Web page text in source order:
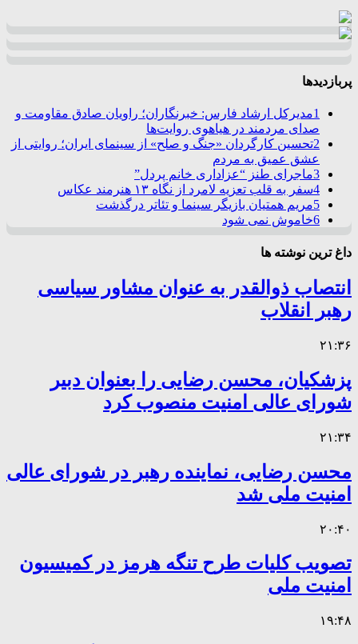
پربازدیدها
1مدیرکل ارشاد فارس: خبرنگاران؛ راویان صادق مقاومت و
صدای مردمند در هیاهوی روایت‌ها
2تحسین کارگردان «جنگ و صلح» از سینمای ایران؛ روایتی از
عشق عمیق به مردم
3ماجرای طنز “عزاداری خانم پردل”
4سفر به قلب تعزیه لامرد از نگاه ۱۳ هنرمند عکاس
5مریم همتیان بازیگر سینما و تئاتر درگذشت
6خاموش نمی شود
داغ ترین نوشته ها
انتصاب ذوالقدر به عنوان مشاور سیاسی
رهبر انقلاب
۲۱:۳۶
پزشکیان، محسن رضایی را بعنوان دبیر
شورای عالی امنیت منصوب کرد
۲۱:۳۴
محسن رضایی، نماینده رهبر در شورای عالی
امنیت ملی شد
۲۰:۴۰
تصویب کلیات طرح تنگه هرمز در کمیسیون
امنیت ملی
۱۹:۴۸